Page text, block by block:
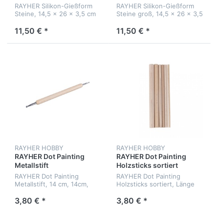
RAYHER Silikon-Gießform
Steine, 14,5 x 26 x 3,5 cm
11,50 € *
RAYHER Silikon-Gießform
Steine groß, 14,5 x 26 x 3,5
11,50 € *
RAYHER HOBBY
RAYHER Dot Painting
Metallstift
RAYHER Dot Painting
Metallstift, 14 cm, 14cm,
3,80 € *
RAYHER HOBBY
RAYHER Dot Painting
Holzsticks sortiert
RAYHER Dot Painting
Holzsticks sortiert, Länge
3,80 € *